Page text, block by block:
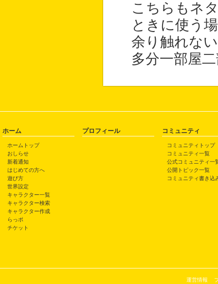
こちらもネ
ときに使う
余り触れな
多分一部屋
ホーム
ホームトップ
おしらせ
新着通知
はじめての方へ
遊び方
世界設定
キャラクター一覧
キャラクター検索
キャラクター作成
らっポ
チケット
プロフィール コミュニティ
コミュニティトップ
コミュニティ一覧
公式コミュニティ一
公開トピック一覧
コミュニティ書き込
運営情報